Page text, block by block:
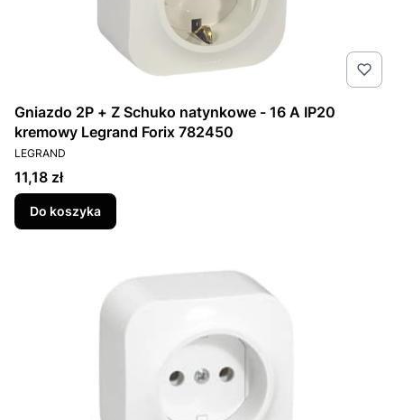
Gniazdo 2P + Z Schuko natynkowe - 16 A IP20
kremowy Legrand Forix 782450
PRODUCENT
LEGRAND
Cena
11,18 zł
Do koszyka